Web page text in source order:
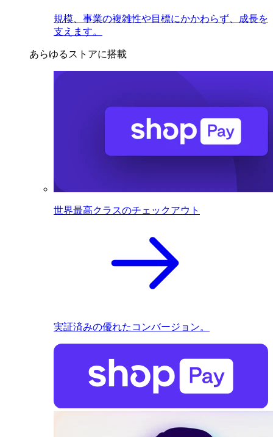
規模、事業の複雑性や目標にかかわらず、成長を
支えます。
あらゆるストアに搭載
世界最高クラスのチェックアウト
実証済みの優れたコンバージョン。